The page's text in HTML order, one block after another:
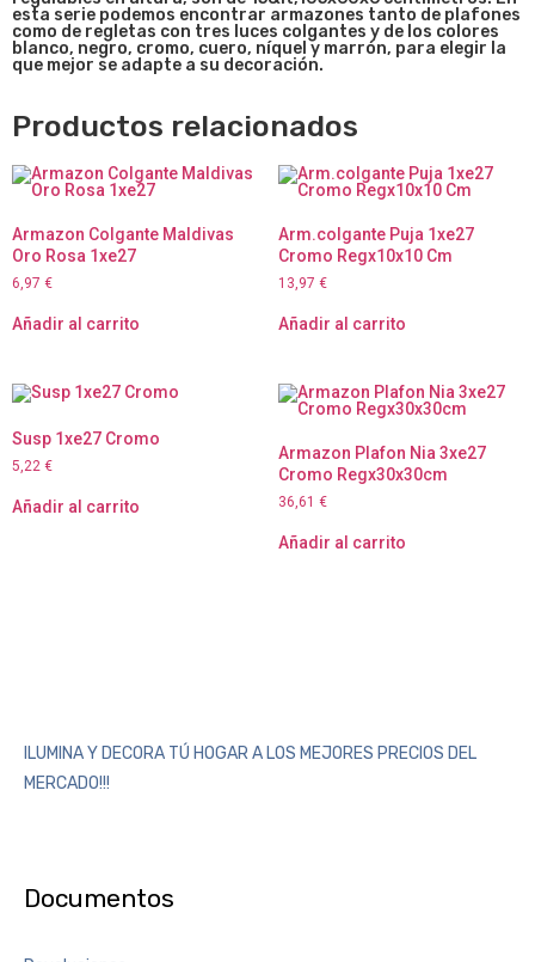
esta serie podemos encontrar armazones tanto de plafones
como de regletas con tres luces colgantes y de los colores
blanco, negro, cromo, cuero, níquel y marrón, para elegir la
que mejor se adapte a su decoración.
Productos relacionados
Armazon Colgante Maldivas
Oro Rosa 1xe27
6,97 €
Añadir al carrito
Arm.colgante Puja 1xe27
Cromo Regx10x10 Cm
13,97 €
Añadir al carrito
Susp 1xe27 Cromo
5,22 €
Añadir al carrito
Armazon Plafon Nia 3xe27
Cromo Regx30x30cm
36,61 €
Añadir al carrito
ILUMINA Y DECORA TÚ HOGAR A LOS MEJORES PRECIOS DEL
MERCADO!!!
Documentos